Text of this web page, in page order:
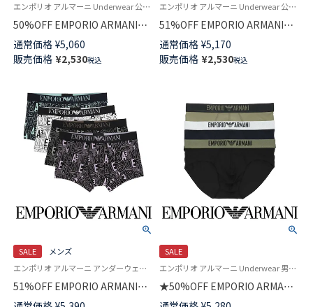
エンポリオ アルマーニ Underwear 公式オンラインショップ
50%OFF EMPORIO ARMANI
MEGALOGO TRUNK ロゴバン
ド ボクサーパンツ 前閉じ EUサ
イズ メンズ 54075169
通常価格 ¥5,060
販売価格 ¥2,530税込
エンポリオ アルマーニ Underwear 公式 メンズ
51%OFF EMPORIO ARMANI
ICONIC TRUNK ロゴバンド ボ
クサーパンツ 前閉じ EUサイズ
54075119
通常価格 ¥5,170
販売価格 ¥2,530税込
SALE
メンズ
エンポリオ アルマーニ アンダーウェア Underwear 男性 メンズ 下着 パンツ ブランド
51%OFF EMPORIO ARMANI
ALL OVER BOLD LOGO ボール
SALE
エンポリオ アルマーニ Underwear 男性 アンダーウェア 紳士 下着
★50%OFF EMPORIO ARMANI
BASIC MICROFIBER マイクロフ